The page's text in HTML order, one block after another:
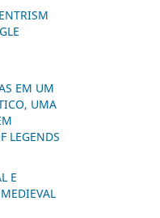
EM UM
UMA
LEGENDS
E